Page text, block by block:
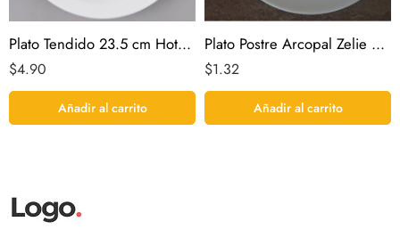
Plato Tendido 23.5 cm Hotelero
$4.90
Añadir al carrito
Plato Postre Arcopal Zelie 18 cm
$1.32
Añadir al carrito